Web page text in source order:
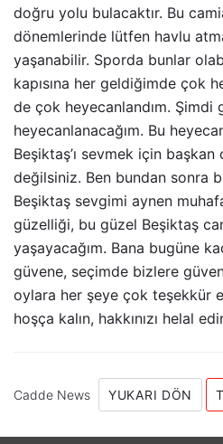
doğru yolu bulacaktır. Bu
dönemlerinde lütfen havlu
yaşanabilir. Sporda bunlar
kapısına her geldiğimde çok
de çok heyecanlandım. Şimdi
heyecanlanacağım. Bu
Beşiktaş’ı sevmek için
değilsiniz. Ben bundan sonra
Beşiktaş sevgimi aynen
güzelliği, bu güzel Beşiktaş
yaşayacağım. Bana bugüne
güvene, seçimde bizlere
oylara her şeye çok teşekkür
hoşça kalın, hakkınızı helal
Cadde News YUKARI DÖN